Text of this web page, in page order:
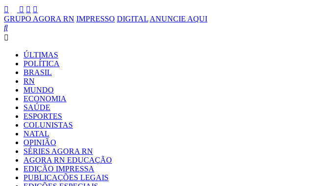
GRUPO AGORA RN IMPRESSO DIGITAL ANUNCIE AQUI
ÚLTIMAS
POLÍTICA
BRASIL
RN
MUNDO
ECONOMIA
SAÚDE
ESPORTES
COLUNISTAS
NATAL
OPINIÃO
SÉRIES AGORA RN
AGORA RN EDUCAÇÃO
EDIÇÃO IMPRESSA
PUBLICAÇÕES LEGAIS